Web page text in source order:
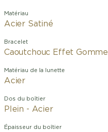
Matériau
Acier Satiné
Bracelet
Caoutchouc Effet Gomme
Matériau de la lunette
Acier
Dos du boîtier
Plein - Acier
Épaisseur du boîtier